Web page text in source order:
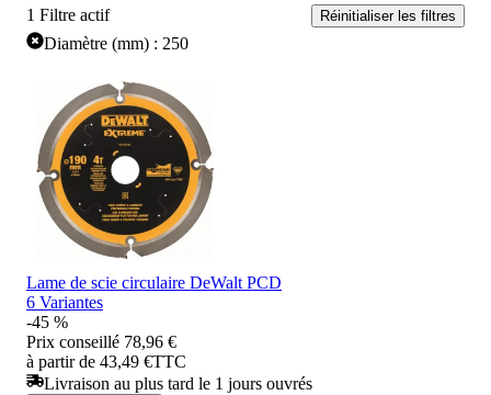
1 Filtre actif Réinitialiser les filtres
Diamètre (mm) : 250
Lame de scie circulaire DeWalt PCD
6 Variantes
-45 %
Prix conseillé 78,96 €
à partir de 43,49 €TTC
Livraison au plus tard le 1 jours ouvrés